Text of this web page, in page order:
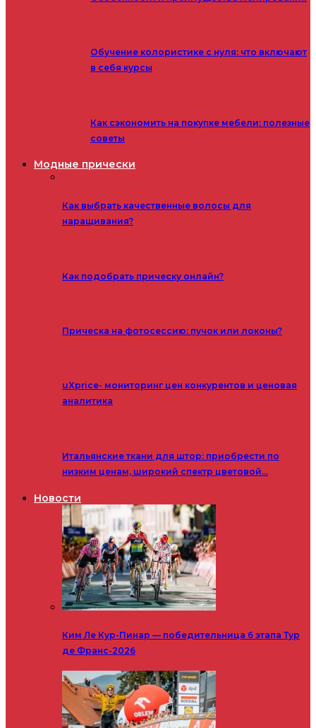
Обучение колористике с нуля: что включают
в себя курсы
Как сэкономить на покупке мебели: полезные
советы
Модные прически
Как выбрать качественные волосы для
наращивания?
Как подобрать прическу онлайн?
Прическа на фотосессию: пучок или локоны?
uXprice- мониторинг цен конкурентов и ценовая
аналитика
Итальянские ткани для штор: приобрести по
низким ценам, широкий спектр цветовой…
Новости
Ким Ле Кур-Пинар — победительница 6 этапа Тур
де Франс-2026